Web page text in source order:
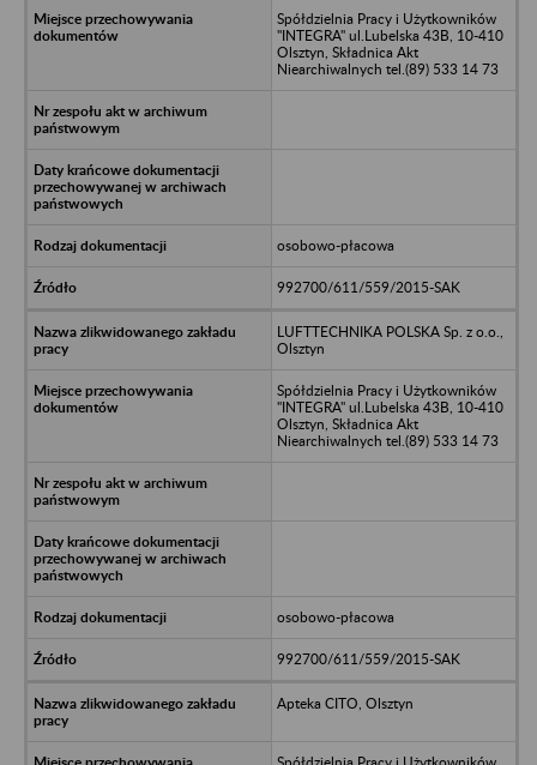
Spółdzielnia Pracy i Użytkowników
"INTEGRA" ul.Lubelska 43B, 10-410
Olsztyn, Składnica Akt
Niearchiwalnych tel.(89) 533 14 73
osobowo-płacowa
992700/611/559/2015-SAK
LUFTTECHNIKA POLSKA Sp. z o.o.,
Olsztyn
Spółdzielnia Pracy i Użytkowników
"INTEGRA" ul.Lubelska 43B, 10-410
Olsztyn, Składnica Akt
Niearchiwalnych tel.(89) 533 14 73
osobowo-płacowa
992700/611/559/2015-SAK
Apteka CITO, Olsztyn